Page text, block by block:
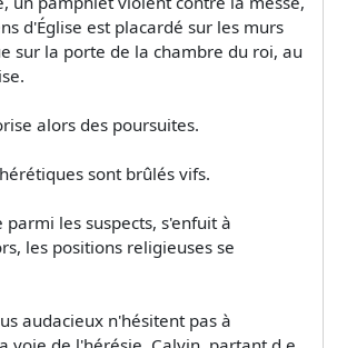
d'Église est placardé sur les murs
sur la porte de la chambre du roi, au
alors des poursuites.
sont brûlés vifs.
les suspects, s'enfuit à
les positions religieuses se
audacieux n'hésitent pas à